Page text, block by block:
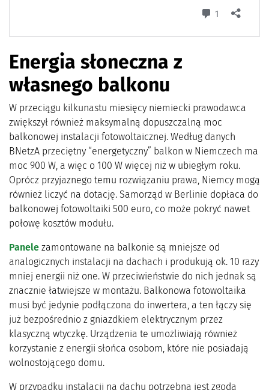
Energia słoneczna z
własnego balkonu
W przeciągu kilkunastu miesięcy niemiecki prawodawca
zwiększył również maksymalną dopuszczalną moc
balkonowej instalacji fotowoltaicznej. Według danych
BNetzA przeciętny “energetyczny” balkon w Niemczech ma
moc 900 W, a więc o 100 W więcej niż w ubiegłym roku.
Oprócz przyjaznego temu rozwiązaniu prawa, Niemcy mogą
również liczyć na dotację. Samorząd w Berlinie dopłaca do
balkonowej fotowoltaiki 500 euro, co może pokryć nawet
połowę kosztów modułu.
Panele zamontowane na balkonie są mniejsze od
analogicznych instalacji na dachach i produkują ok. 10 razy
mniej energii niż one. W przeciwieństwie do nich jednak są
znacznie łatwiejsze w montażu. Balkonowa fotowoltaika
musi być jedynie podłączona do inwertera, a ten łączy się
już bezpośrednio z gniazdkiem elektrycznym przez
klasyczną wtyczkę. Urządzenia te umożliwiają również
korzystanie z energii słońca osobom, które nie posiadają
wolnostojącego domu.
W przypadku instalacji na dachu potrzebna jest zgoda